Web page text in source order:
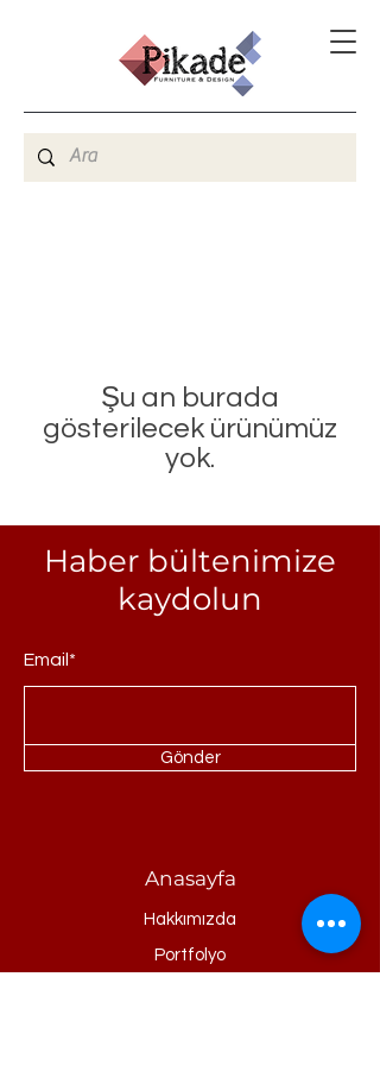
Şu an burada
gösterilecek ürünümüz
yok.
Haber bültenimize
kaydolun
Email*
Gönder
Anasayfa
Hakkımızda
Portfolyo